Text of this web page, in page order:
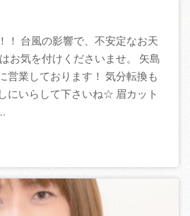
！ 台風の影響で、不安定なお天
お気を付けくださいませ。 矢島
営業しております！ 気分転換も
にいらして下さいね☆ 眉カット